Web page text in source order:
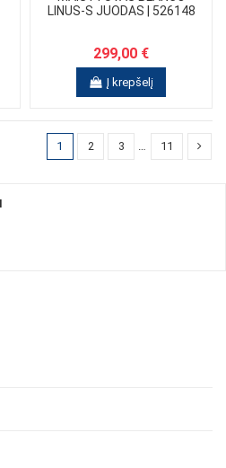
LINUS-S JUODAS | 526148
299,00 €
Į krepšelį
1 2 3 … 11